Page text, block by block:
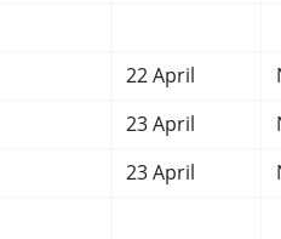
22 April
23 April
23 April